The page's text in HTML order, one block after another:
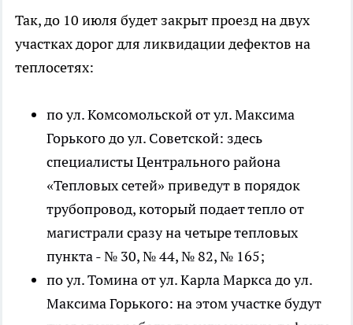
Так, до 10 июля будет закрыт проезд на двух
участках дорог для ликвидации дефектов на
теплосетях:
по ул. Комсомольской от ул. Максима
Горького до ул. Советской: здесь
специалисты Центрального района
«Тепловых сетей» приведут в порядок
трубопровод, который подает тепло от
магистрали сразу на четыре тепловых
пункта - № 30, № 44, № 82, № 165;
по ул. Томина от ул. Карла Маркса до ул.
Максима Горького: на этом участке будут